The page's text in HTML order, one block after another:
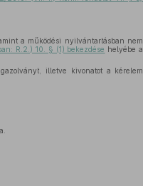
a működési nyilvántartásban nem
R.2.) 10. § (1) bekezdése helyébe a
illetve kivonatot a kérelem